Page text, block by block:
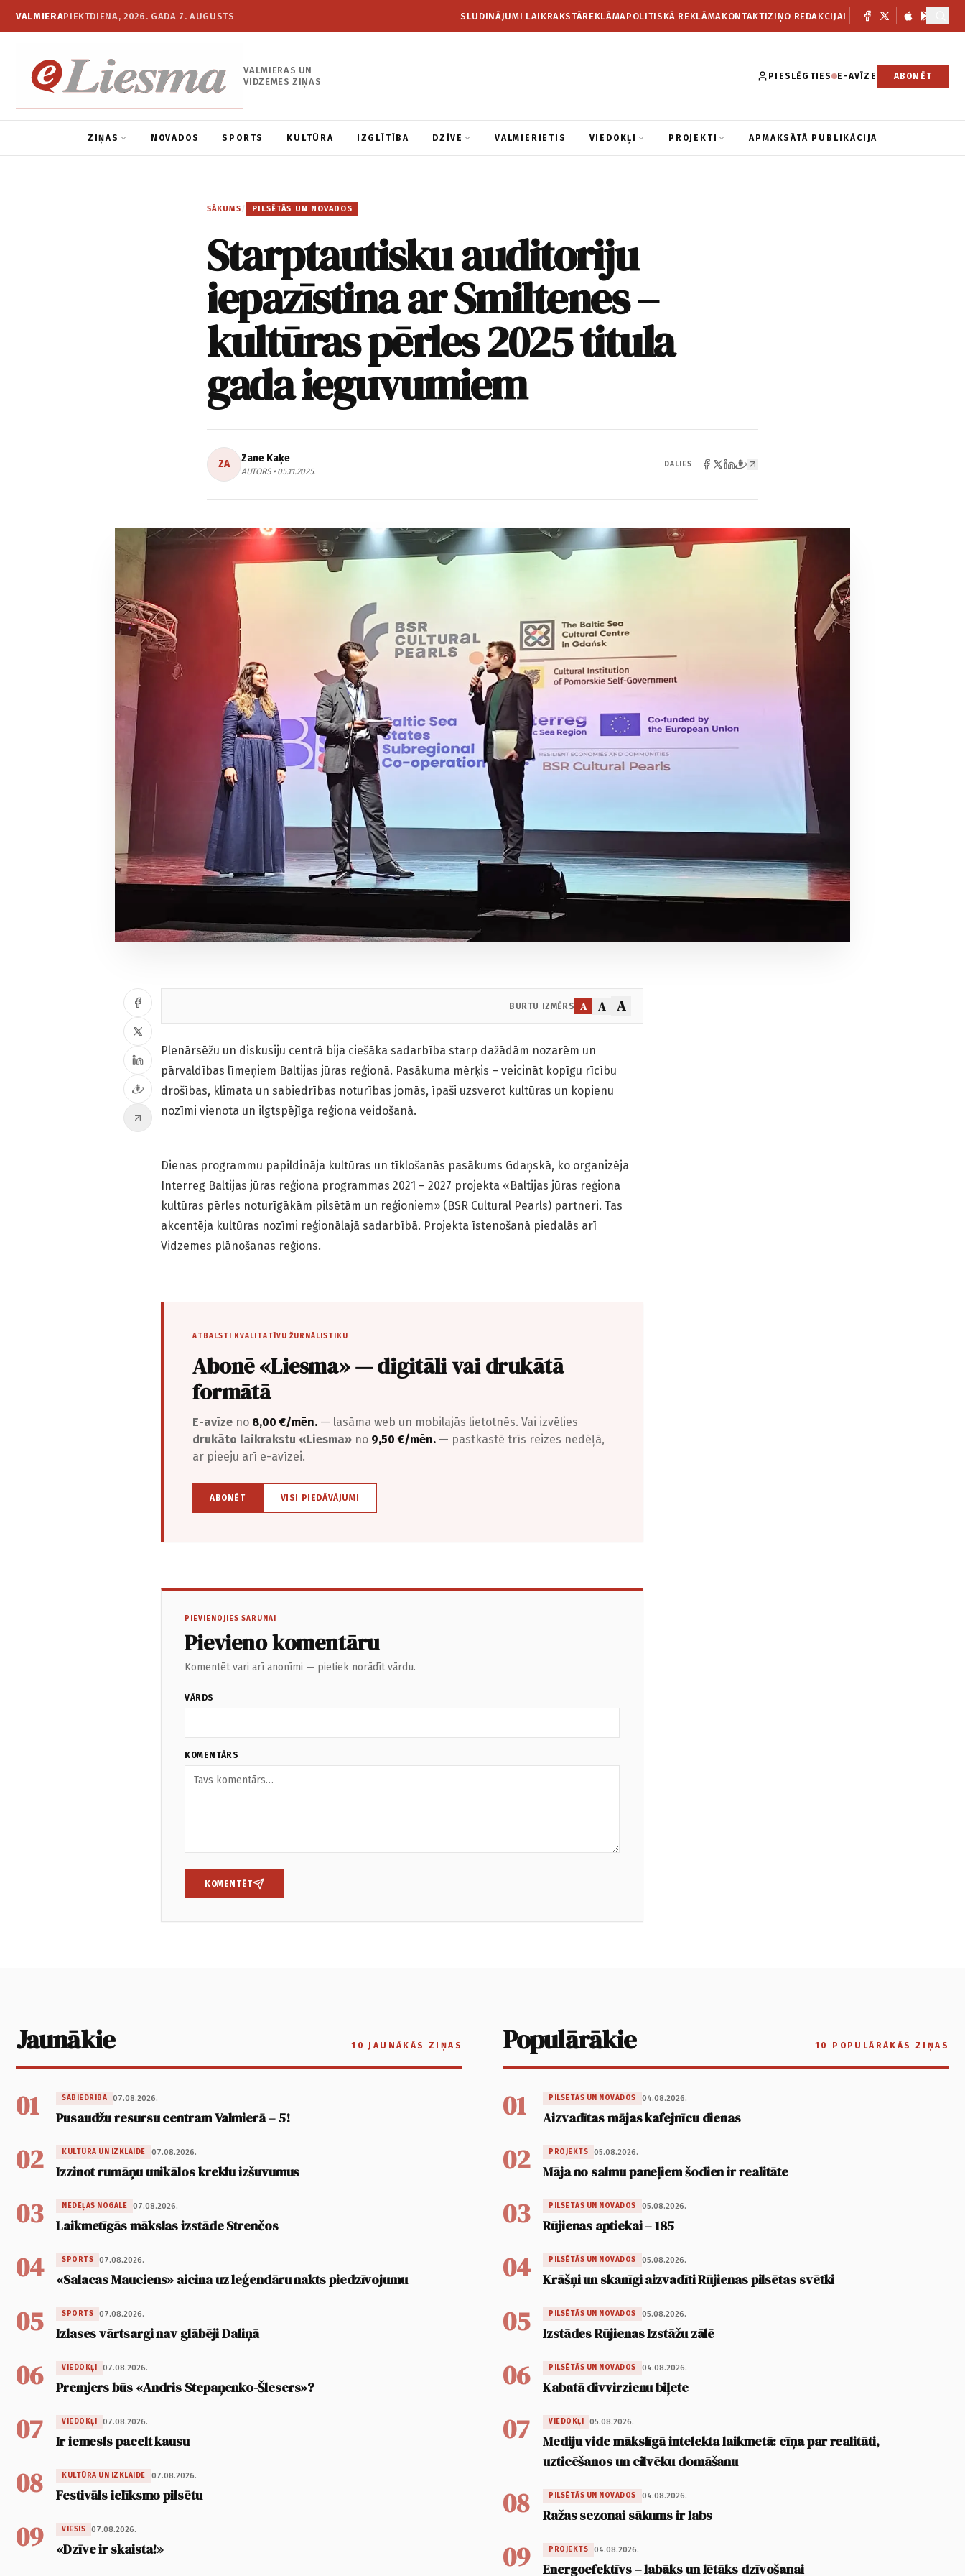
VALMIERAPIEKTDIENA, 2026. GADA 7. AUGUSTS SLUDINĀJUMI LAIKRAKSTĀREKLĀMAPOLITISKĀ REKLĀMAKONTAKTIZIŅO REDAKCIJAI
VALMIERAS UN
VIDZEMES ZIŅAS
PIESLĒGTIES E-AVĪZE ABONĒT
ZIŅAS NOVADOS SPORTS KULTŪRA IZGLĪTĪBA DZĪVE VALMIERIETIS VIEDOKĻI PROJEKTI APMAKSĀTĀ PUBLIKĀCIJA
SĀKUMS / PILSĒTĀS UN NOVADOS
Starptautisku auditoriju
iepazīstina ar Smiltenes –
kultūras pērles 2025 titula
gada ieguvumiem
ZA Zane Kaķe
AUTORS • 05.11.2025.
DALIES
BURTU IZMĒRS A A A
Plenārsēžu un diskusiju centrā bija ciešāka sadarbība starp dažādām nozarēm un
pārvaldības līmeņiem Baltijas jūras reģionā. Pasākuma mērķis – veicināt kopīgu rīcību
drošības, klimata un sabiedrības noturības jomās, īpaši uzsverot kultūras un kopienu
nozīmi vienota un ilgtspējīga reģiona veidošanā.
Dienas programmu papildināja kultūras un tīklošanās pasākums Gdaņskā, ko organizēja
Interreg Baltijas jūras reģiona programmas 2021 – 2027 projekta «Baltijas jūras reģiona
kultūras pērles noturīgākām pilsētām un reģioniem» (BSR Cultural Pearls) partneri. Tas
akcentēja kultūras nozīmi reģionālajā sadarbībā. Projekta īstenošanā piedalās arī
Vidzemes plānošanas reģions.
ATBALSTI KVALITATĪVU ŽURNĀLISTIKU
Abonē «Liesma» — digitāli vai drukātā
formātā
E-avīze no 8,00 €/mēn. — lasāma web un mobilajās lietotnēs. Vai izvēlies
drukāto laikrakstu «Liesma» no 9,50 €/mēn. — pastkastē trīs reizes nedēļā,
ar pieeju arī e-avīzei.
ABONĒT VISI PIEDĀVĀJUMI
PIEVIENOJIES SARUNAI
Pievieno komentāru
Komentēt vari arī anonīmi — pietiek norādīt vārdu.
VĀRDS
KOMENTĀRS
KOMENTĒT
Jaunākie 10 JAUNĀKĀS ZIŅAS
01 SABIEDRĪBA 07.08.2026.
Pusaudžu resursu centram Valmierā – 5!
02 KULTŪRA UN IZKLAIDE 07.08.2026.
Izzinot rumāņu unikālos kreklu izšuvumus
03 NEDĒĻAS NOGALE 07.08.2026.
Laikmetīgās mākslas izstāde Strenčos
04 SPORTS 07.08.2026.
«Salacas Mauciens» aicina uz leģendāru nakts piedzīvojumu
05 SPORTS 07.08.2026.
Izlases vārtsargi nav glābēji Daliņā
06 VIEDOKĻI 07.08.2026.
Premjers būs «Andris Stepaņenko-Šlesers»?
07 VIEDOKĻI 07.08.2026.
Ir iemesls pacelt kausu
08 KULTŪRA UN IZKLAIDE 07.08.2026.
Festivāls ielīksmo pilsētu
09 VIESIS 07.08.2026.
«Dzīve ir skaista!»
Populārākie 10 POPULĀRĀKĀS ZIŅAS
01 PILSĒTĀS UN NOVADOS 04.08.2026.
Aizvadītas mājas kafejnīcu dienas
02 PROJEKTS 05.08.2026.
Māja no salmu paneļiem šodien ir realitāte
03 PILSĒTĀS UN NOVADOS 05.08.2026.
Rūjienas aptiekai – 185
04 PILSĒTĀS UN NOVADOS 05.08.2026.
Krāšņi un skanīgi aizvadīti Rūjienas pilsētas svētki
05 PILSĒTĀS UN NOVADOS 05.08.2026.
Izstādes Rūjienas Izstāžu zālē
06 PILSĒTĀS UN NOVADOS 04.08.2026.
Kabatā divvirzienu biļete
07 VIEDOKĻI 05.08.2026.
Mediju vide mākslīgā intelekta laikmetā: cīņa par realitāti,
uzticēšanos un cilvēku domāšanu
08 PILSĒTĀS UN NOVADOS 04.08.2026.
Ražas sezonai sākums ir labs
09 PROJEKTS 04.08.2026.
Energoefektīvs – labāks un lētāks dzīvošanai